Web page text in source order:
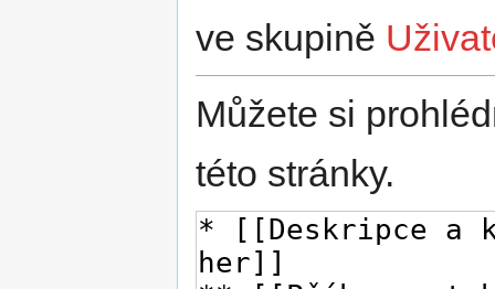
ve skupině
Můžete si
této stránky.